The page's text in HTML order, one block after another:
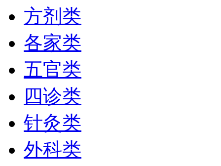
方剂类
各家类
五官类
四诊类
针灸类
外科类